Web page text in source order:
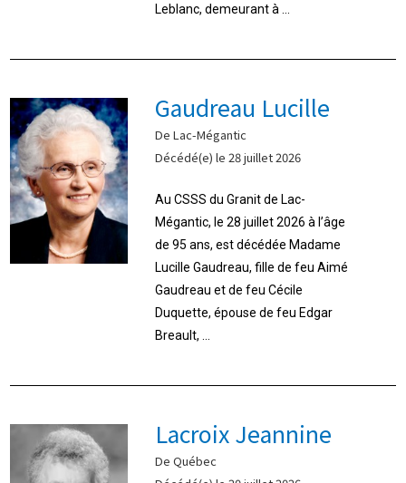
Leblanc, demeurant à ...
Gaudreau Lucille
De Lac-Mégantic
Décédé(e) le 28 juillet 2026
Au CSSS du Granit de Lac-
Mégantic, le 28 juillet 2026 à l’âge
de 95 ans, est décédée Madame
Lucille Gaudreau, fille de feu Aimé
Gaudreau et de feu Cécile
Duquette, épouse de feu Edgar
Breault, ...
Lacroix Jeannine
De Québec